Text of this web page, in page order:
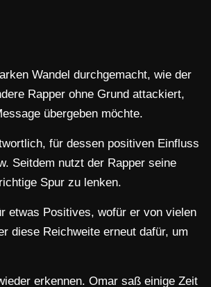
Wandel durchgemacht, wie der
Rapper ohne Grund attackiert,
übergeben möchte.
für dessen positiven Einfluss
Seitdem nutzt der Rapper seine
Spur zu lenken.
etwas Positives, wofür er von vielen
diese Reichweite erneut dafür, um
erkennen. Omar saß einige Zeit